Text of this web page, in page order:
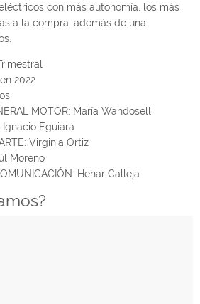
con más autonomía, los más
a la compra, además de una
en 2022
MOTOR: María Wandosell
Ignacio Eguiara
Virginia Ortiz
Moreno
Henar Calleja